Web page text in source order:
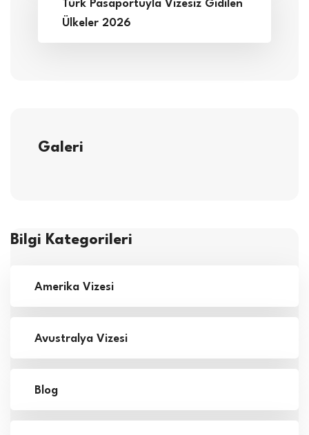
Türk Pasaportuyla Vizesiz Gidilen
Ülkeler 2026
Galeri
Bilgi Kategorileri
Amerika Vizesi
Avustralya Vizesi
Blog